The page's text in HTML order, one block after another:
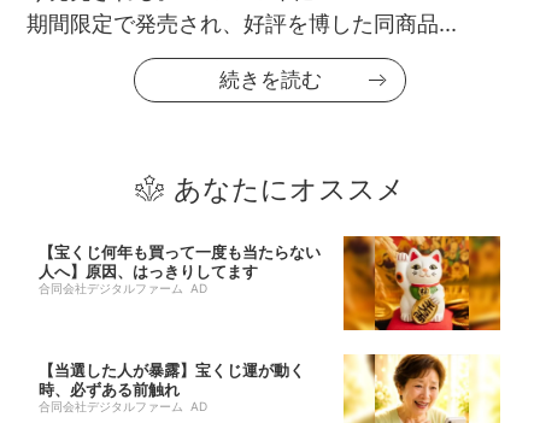
期間限定で発売され、好評を博した同商品...
続きを読む
あなたにオススメ
【宝くじ何年も買って一度も当たらない
人へ】原因、はっきりしてます
合同会社デジタルファーム AD
【当選した人が暴露】宝くじ運が動く
時、必ずある前触れ
合同会社デジタルファーム AD